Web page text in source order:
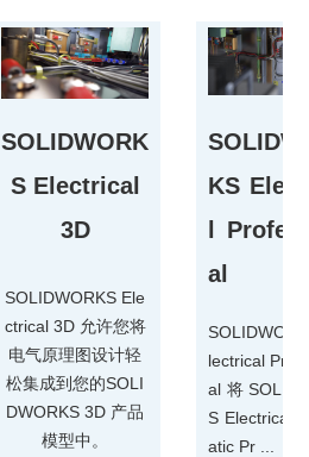
SOLIDWORK
S Electrical
3D
SOLIDWORKS Ele
ctrical 3D 允许您将
电气原理图设计轻
松集成到您的SOLI
DWORKS 3D 产品
模型中。
KS
l
al
lectrical
al 将
S Electrical
atic Pr ...